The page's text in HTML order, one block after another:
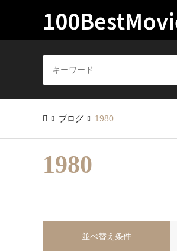
ブログ 1980
1980
並べ替え条件